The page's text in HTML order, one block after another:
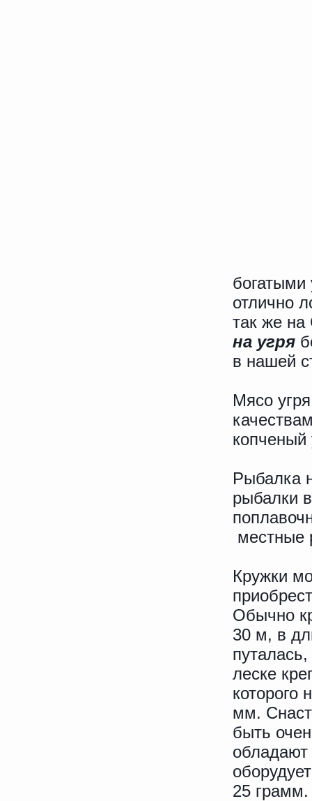
богатыми
отлично
так же
на угря
в нашей
Мясо
копченый
Рыбалка
рыбалки
местные
Кружки
Обычно
30 м, в
леске
которого
мм.
быть
25 грамм.